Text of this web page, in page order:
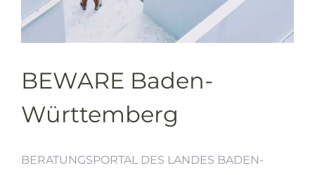
BEWARE Baden-
Württemberg
BERATUNGSPORTAL DES LANDES BADEN-